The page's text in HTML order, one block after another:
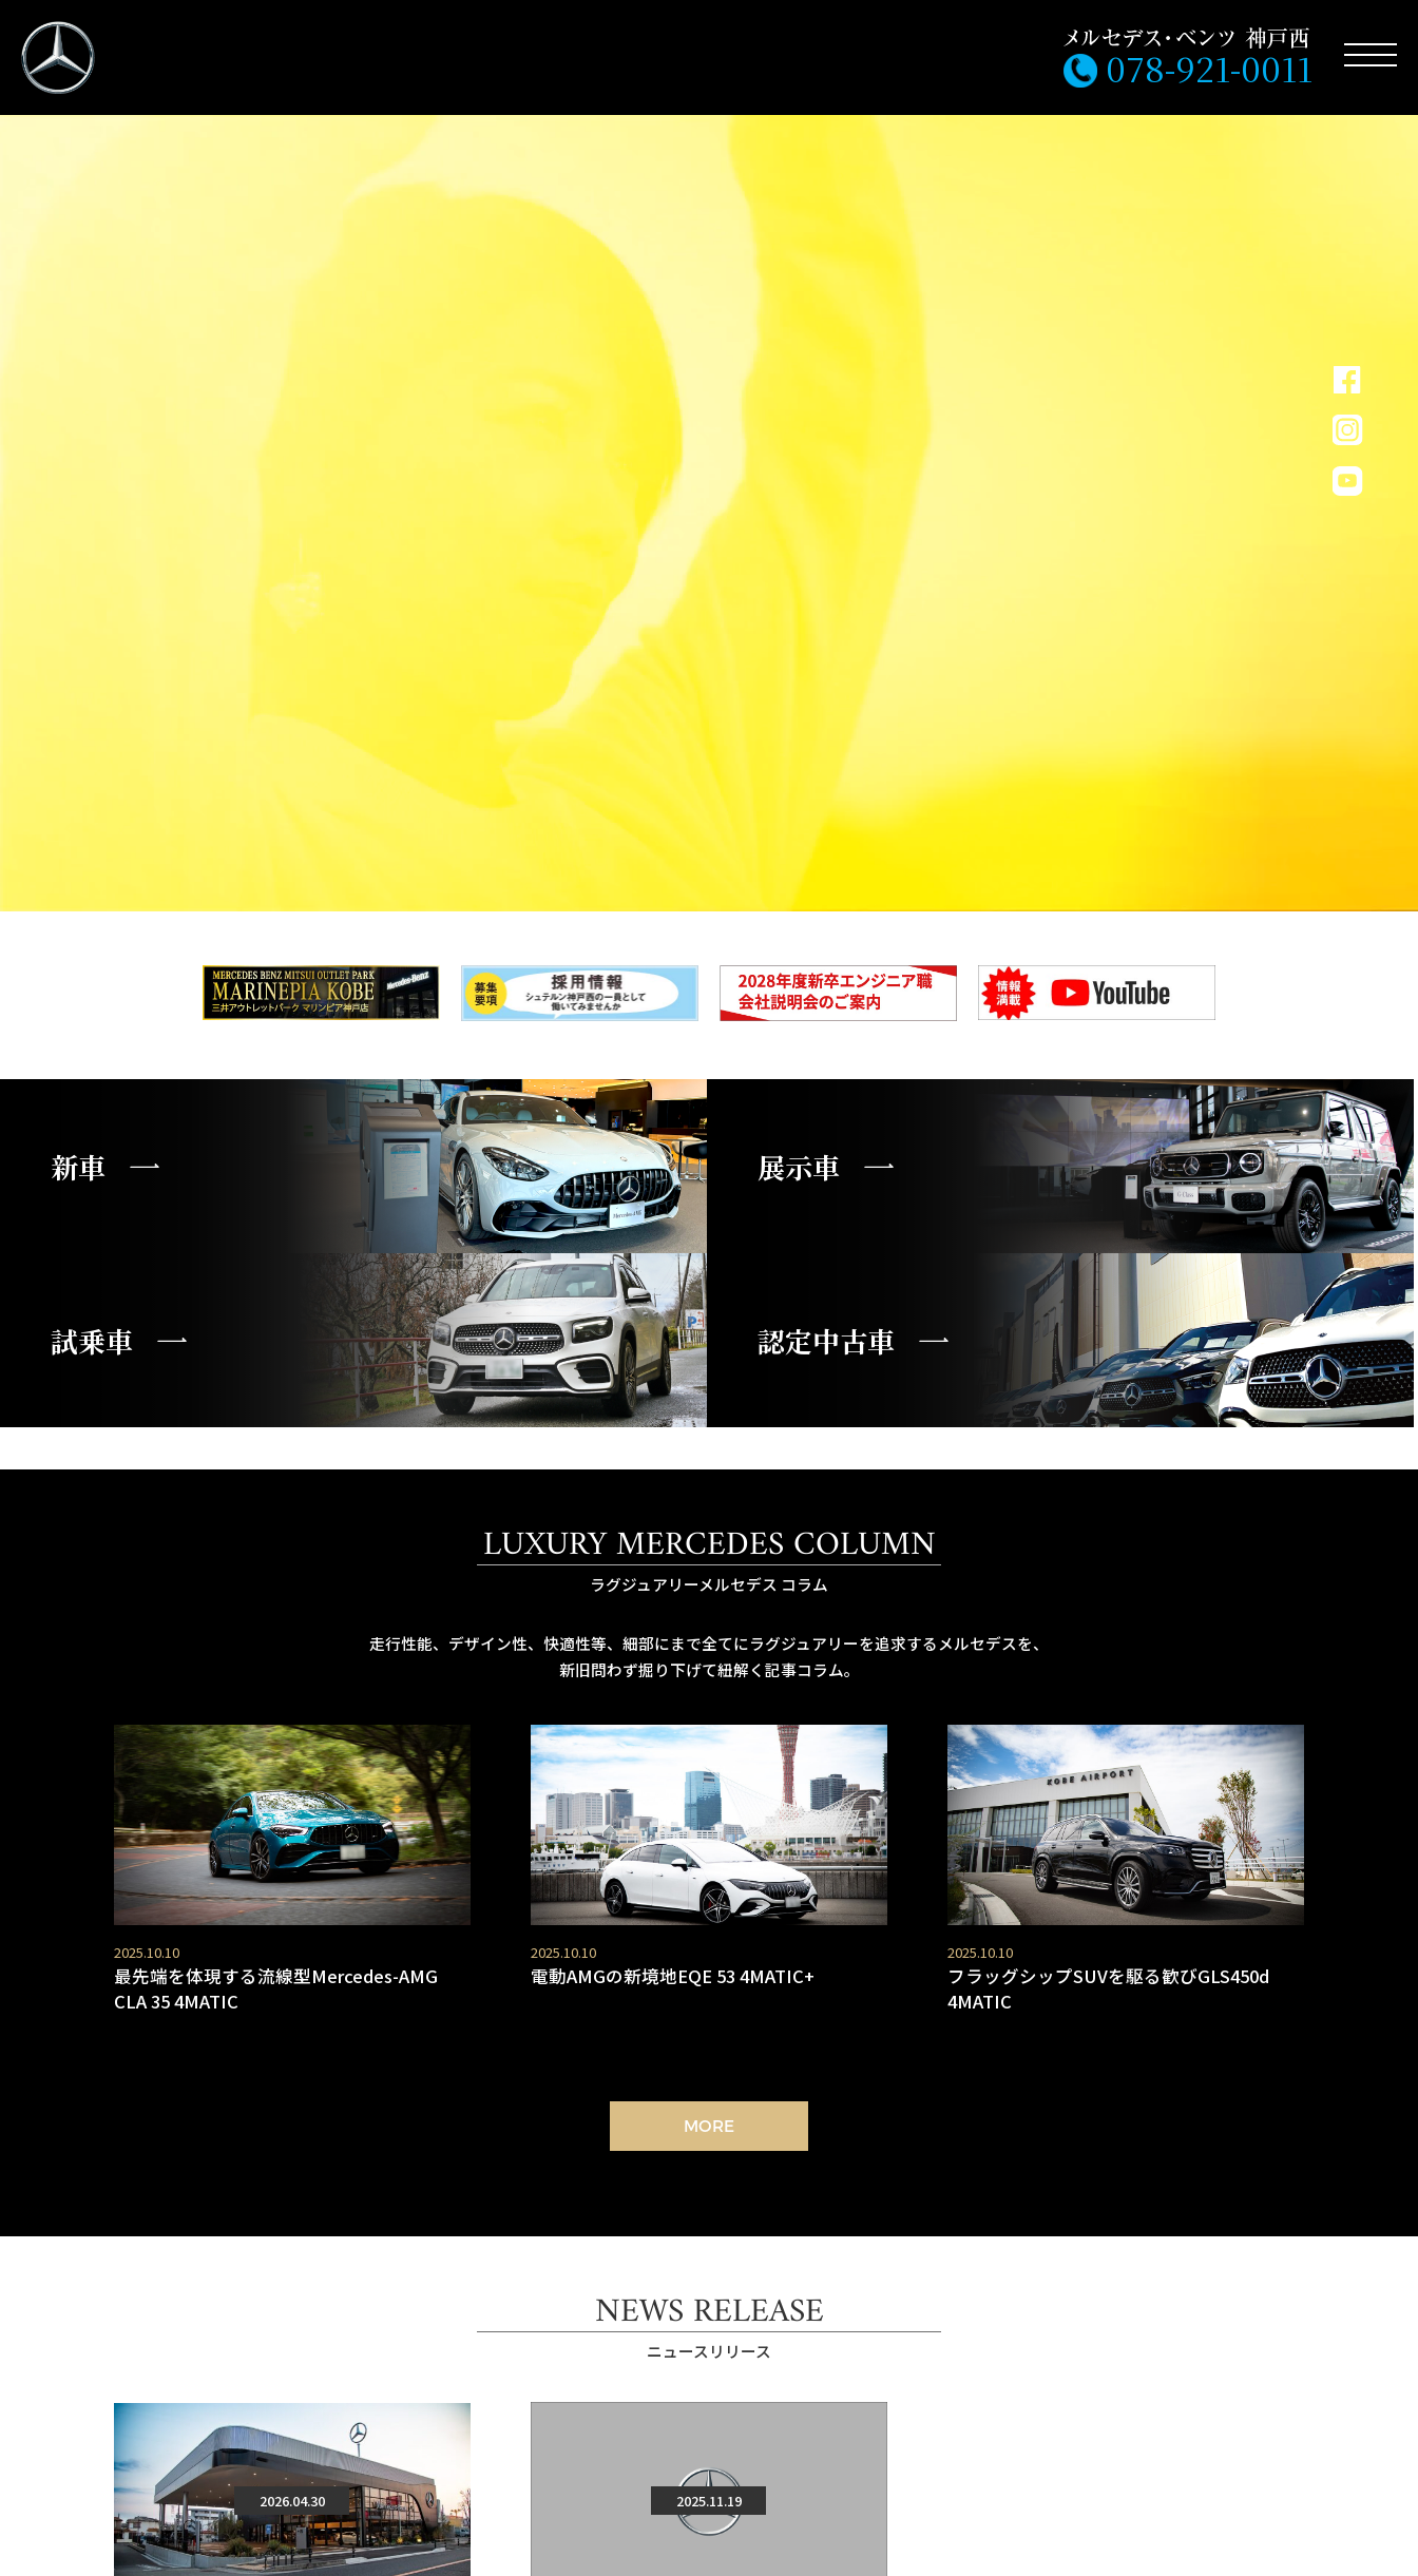
078-921-0011
新車 展示車
試乗車 認定中古車
LUXURY MERCEDES COLUMN
ラグジュアリーメルセデス コラム
走行性能、デザイン性、快適性等、細部にまで全てにラグジュアリーを追求するメルセデスを、
新旧問わず掘り下げて紐解く記事コラム。
2025.10.10
最先端を体現する流線型Mercedes-AMG
CLA 35 4MATIC
2025.10.10
電動AMGの新境地EQE 53 4MATIC+
2025.10.10
フラッグシップSUVを駆る歓びGLS450d
4MATIC
MORE
NEWS RELEASE
ニュースリリース
2026.04.30 2025.11.19